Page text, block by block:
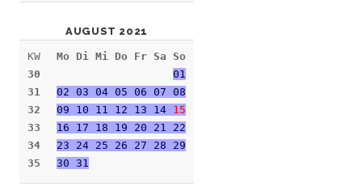
AUGUST 2021
KW
30
31
32
33
34
35
Mo Di Mi Do Fr Sa So
01
02 03 04 05 06 07 08
09 10 11 12 13 14 15
16 17 18 19 20 21 22
23 24 25 26 27 28 29
30 31